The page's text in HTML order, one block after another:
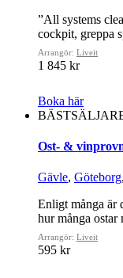
”All systems
cockpit, greppa
Arrangör: Liveit
1 845 kr
Boka här
Ost- &
Gävle, Göteborg,
Enligt många är
hur många ostar
Arrangör: Liveit
595 kr